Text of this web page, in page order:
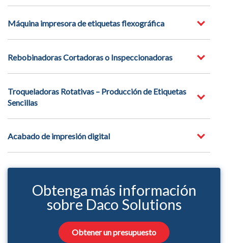
Máquina impresora de etiquetas flexográfica
Rebobinadoras Cortadoras o Inspeccionadoras
Troqueladoras Rotativas – Producción de Etiquetas
Sencillas
Acabado de impresión digital
Obtenga más información
sobre Daco Solutions
Obtener un presupuesto